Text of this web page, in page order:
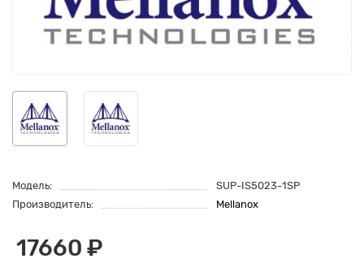
Модель:
SUP-IS5023-1SP
Производитель:
Mellanox
17660 ₽